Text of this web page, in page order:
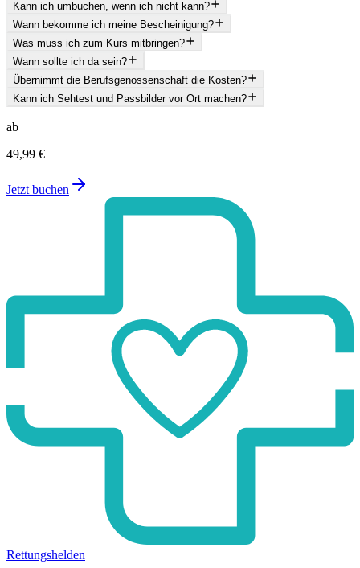
Kann ich umbuchen, wenn ich nicht kann?
Wann bekomme ich meine Bescheinigung?
Was muss ich zum Kurs mitbringen?
Wann sollte ich da sein?
Übernimmt die Berufsgenossenschaft die Kosten?
Kann ich Sehtest und Passbilder vor Ort machen?
ab
49,99 €
Jetzt buchen
Rettungshelden